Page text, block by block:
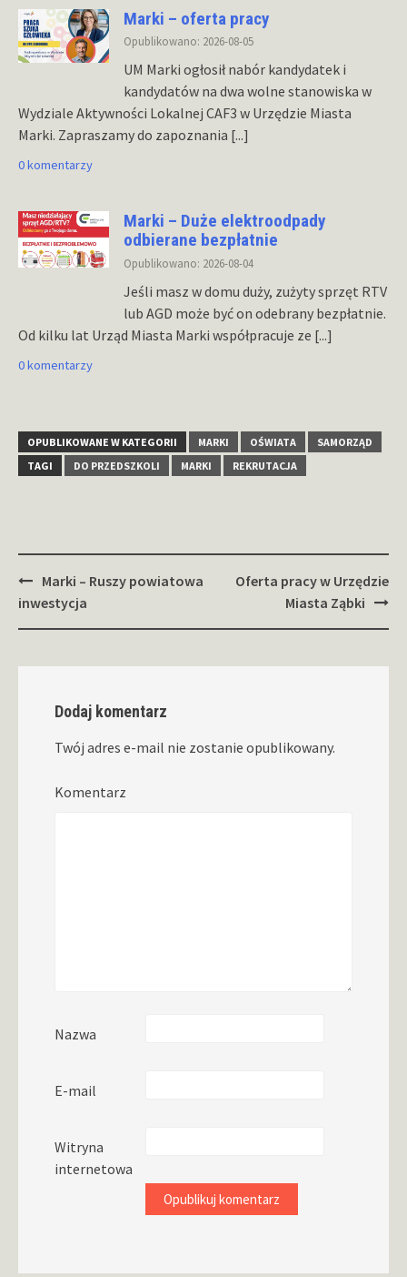
Marki – oferta pracy
Opublikowano: 2026-08-05
UM Marki ogłosił nabór kandydatek i
kandydatów na dwa wolne stanowiska w
Wydziale Aktywności Lokalnej CAF3 w Urzędzie Miasta
Marki. Zapraszamy do zapoznania [...]
0 komentarzy
Marki – Duże elektroodpady
odbierane bezpłatnie
Opublikowano: 2026-08-04
Jeśli masz w domu duży, zużyty sprzęt RTV
lub AGD może być on odebrany bezpłatnie.
Od kilku lat Urząd Miasta Marki współpracuje ze [...]
0 komentarzy
OPUBLIKOWANE W KATEGORII MARKI OŚWIATA
SAMORZĄD
TAGI
DO PRZEDSZKOLI MARKI REKRUTACJA
Zobacz
wpisy
Marki – Ruszy powiatowa
inwestycja
Oferta pracy w Urzędzie
Miasta Ząbki
Dodaj komentarz
Twój adres e-mail nie zostanie opublikowany.
Komentarz
Nazwa
E-mail
Witryna
internetowa